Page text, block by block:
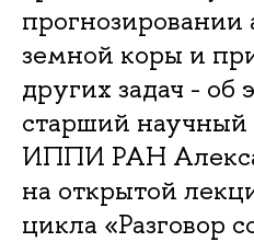
прогнозировании
земной коры и
других задач - об
старший научный
ИППИ РАН
на открытой
цикла «Разговор